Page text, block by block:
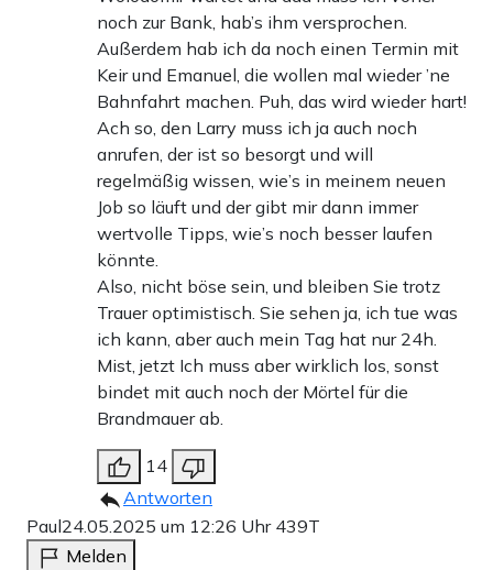
noch zur Bank, hab’s ihm versprochen.
Außerdem hab ich da noch einen Termin mit
Keir und Emanuel, die wollen mal wieder ’ne
Bahnfahrt machen. Puh, das wird wieder hart!
Ach so, den Larry muss ich ja auch noch
anrufen, der ist so besorgt und will
regelmäßig wissen, wie’s in meinem neuen
Job so läuft und der gibt mir dann immer
wertvolle Tipps, wie’s noch besser laufen
könnte.
Also, nicht böse sein, und bleiben Sie trotz
Trauer optimistisch. Sie sehen ja, ich tue was
ich kann, aber auch mein Tag hat nur 24h.
Mist, jetzt Ich muss aber wirklich los, sonst
bindet mit auch noch der Mörtel für die
Brandmauer ab.
14
Antworten
Paul24.05.2025 um 12:26 Uhr 439T
Melden